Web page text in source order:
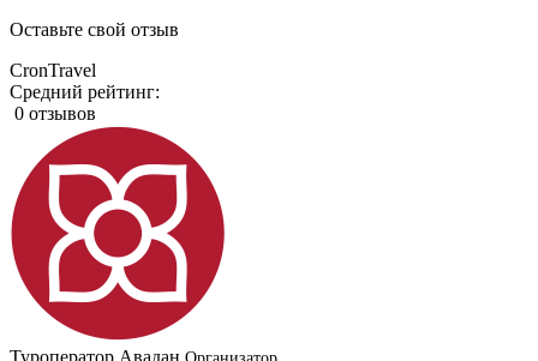
Оставьте свой отзыв
CronTravel
Средний рейтинг:
0 отзывов
Туроператор Авадан Организатор